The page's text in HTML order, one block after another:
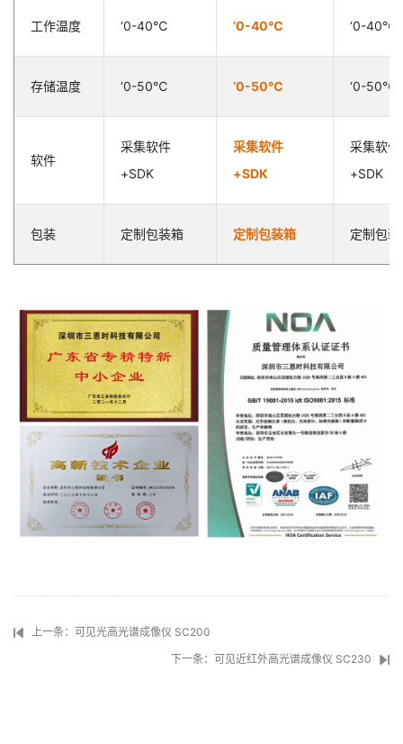
工作温度 ‘0-40℃ ‘0-40℃ ‘0-40℃
存储温度 ‘0-50℃ ‘0-50℃ ‘0-50℃
软件
采集软件
+SDK
采集软件
+SDK
采集软件
+SDK
包装 定制包装箱 定制包装箱 定制包装
上一条：可见光高光谱成像仪 SC200
下一条：可见近红外高光谱成像仪 SC230